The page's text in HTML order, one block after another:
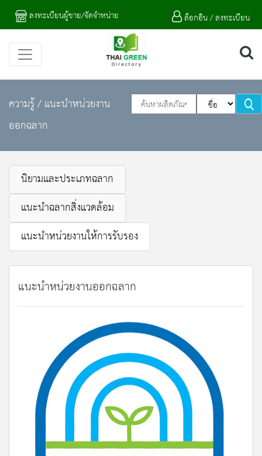
ลงทะเบียนผู้ขาย/จัดจำหน่าย ล็อกอิน / ลงทะเบียน
ความรู้ / แนะนำหน่วยงาน
ออกฉลาก
นิยามและประเภทฉลาก
แนะนำฉลากสิ่งแวดล้อม
แนะนำหน่วยงานให้การรับรอง
แนะนำหน่วยงานออกฉลาก